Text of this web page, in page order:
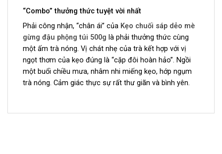
“Combo” thưởng thức tuyệt vời nhất
Phải công nhận, “chân ái” của Kẹo chuối sáp dẻo mè
gừng đậu phộng túi 500g là phải thưởng thức cùng
một ấm trà nóng. Vị chát nhẹ của trà kết hợp với vị
ngọt thơm của kẹo đúng là “cặp đôi hoàn hảo”. Ngồi
một buổi chiều mưa, nhâm nhi miếng kẹo, hớp ngụm
trà nóng. Cảm giác thực sự rất thư giãn và bình yên.